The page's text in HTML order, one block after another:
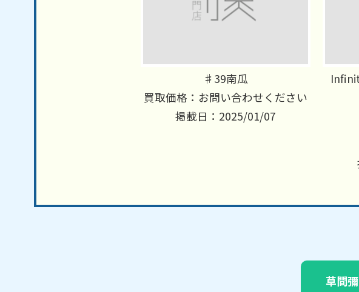
♯39南瓜
買取価格：お問い合わせください
掲載日：2025/01/07
草間